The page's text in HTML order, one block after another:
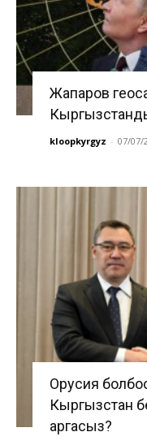
Жапаров
kloopkyrgyz - 07/07/
Орусия
Кыргызстан
аргасыз?